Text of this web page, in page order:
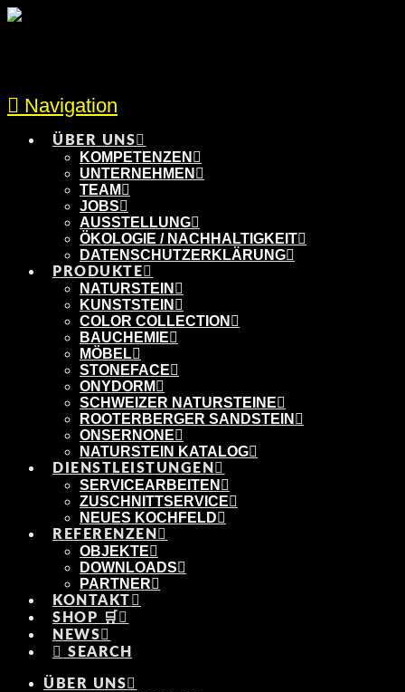
Navigation
ÜBER UNS
KOMPETENZEN
UNTERNEHMEN
TEAM
JOBS
AUSSTELLUNG
ÖKOLOGIE / NACHHALTIGKEIT
DATENSCHUTZERKLÄRUNG
PRODUKTE
NATURSTEIN
KUNSTSTEIN
COLOR COLLECTION
BAUCHEMIE
MÖBEL
STONEFACE
ONYDORM
SCHWEIZER NATURSTEINE
ROOTERBERGER SANDSTEIN
ONSERNONE
NATURSTEIN KATALOG
DIENSTLEISTUNGEN
SERVICEARBEITEN
ZUSCHNITTSERVICE
NEUES KOCHFELD
REFERENZEN
OBJEKTE
DOWNLOADS
PARTNER
KONTAKT
SHOP 🛒
NEWS
SEARCH
ÜBER UNS